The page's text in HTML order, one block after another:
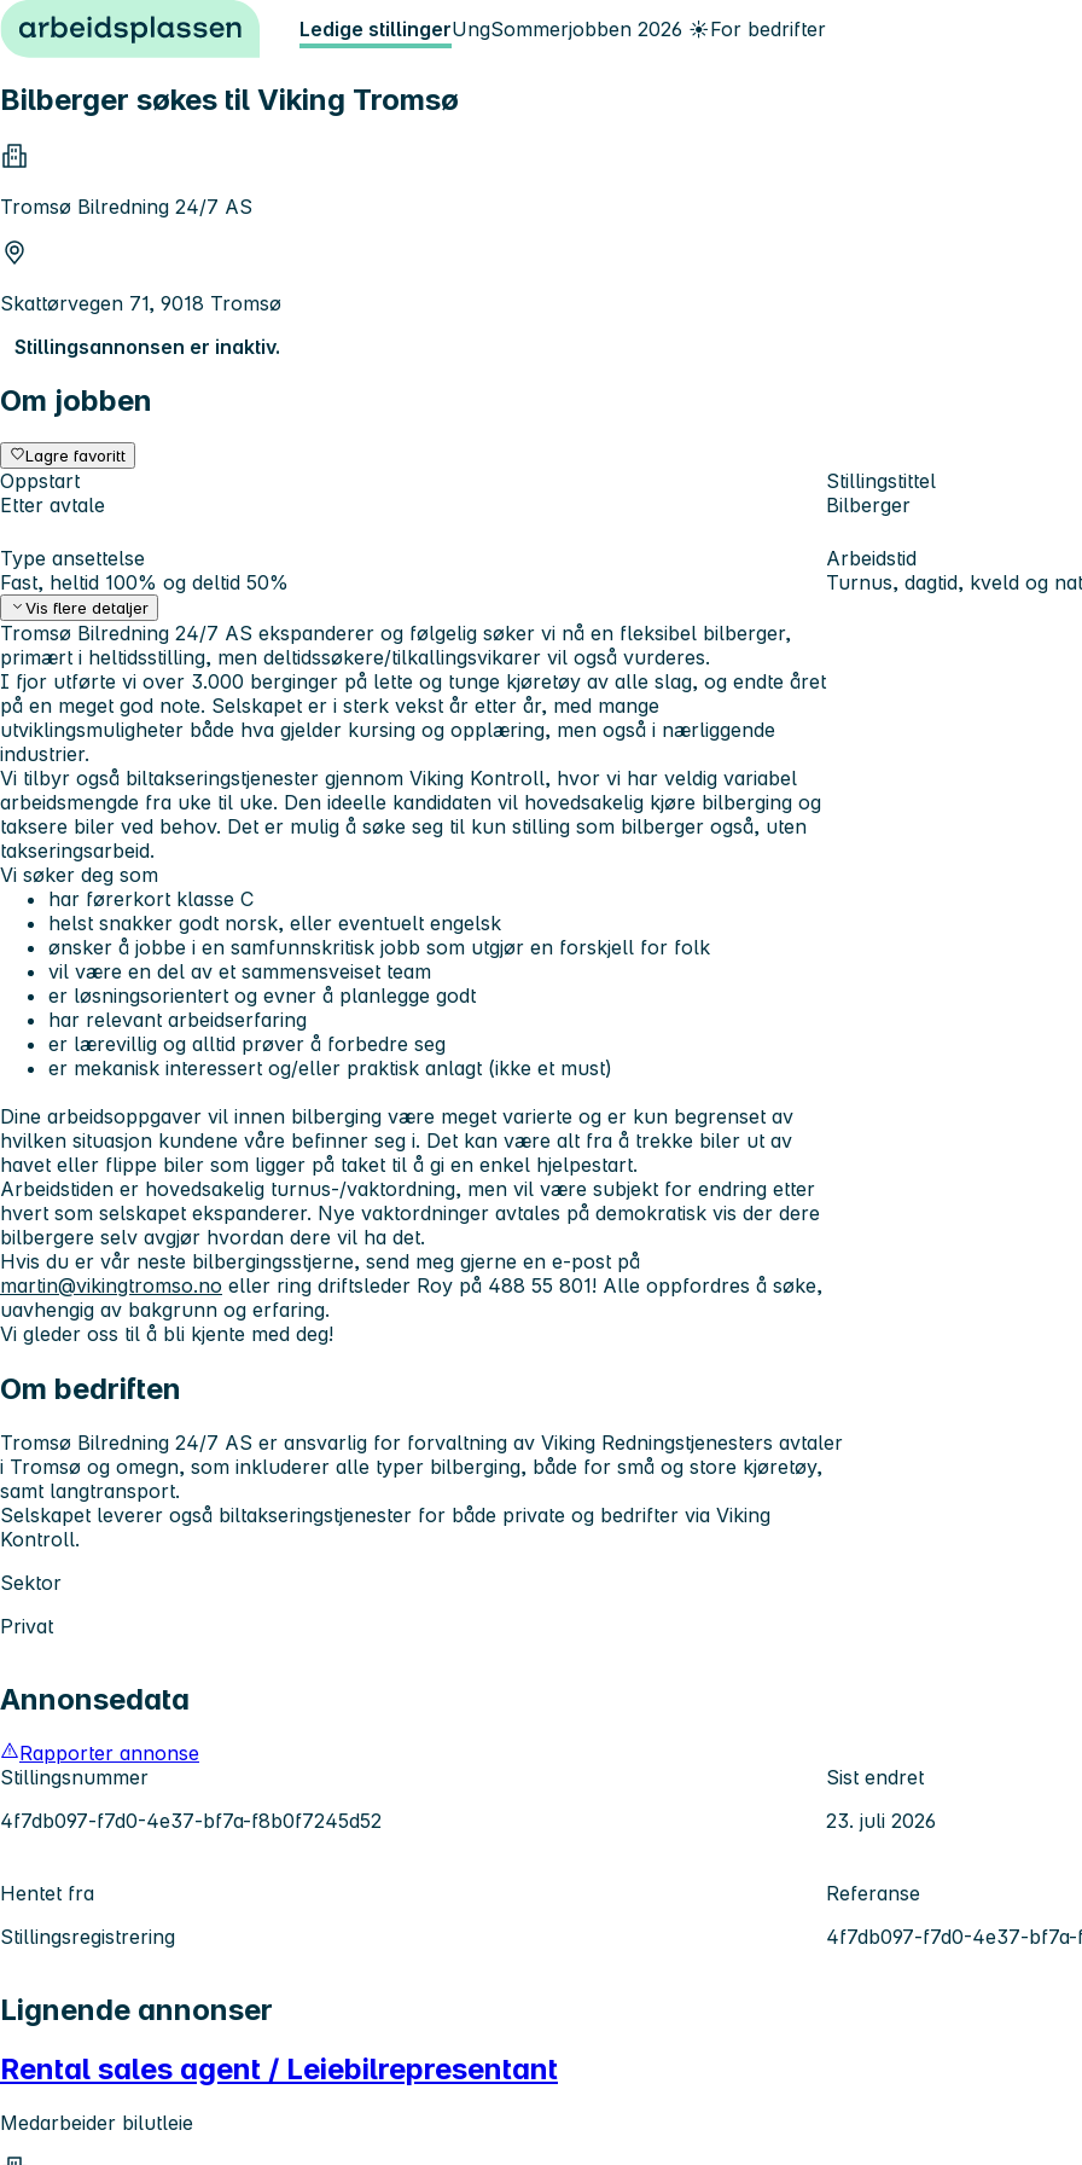
Hopp til innhold Ledige stillingerUngSommerjobben 2026 ☀️For bedrifter
Bilberger søkes til Viking Tromsø
Tromsø Bilredning 24/7 AS
Skattørvegen 71, 9018 Tromsø
Stillingsannonsen er inaktiv.
Om jobben
Lagre favoritt
Oppstart
Etter avtale
Stillingstittel
Bilberger
Type ansettelse
Fast, heltid 100% og deltid 50%
Arbeidstid
Turnus, dagtid, kveld og
Vis flere detaljer
Tromsø Bilredning 24/7 AS ekspanderer og følgelig søker vi nå en fleksibel bilberger,
primært i heltidsstilling, men deltidssøkere/tilkallingsvikarer vil også vurderes.
I fjor utførte vi over 3.000 berginger på lette og tunge kjøretøy av alle slag, og endte året
på en meget god note. Selskapet er i sterk vekst år etter år, med mange
utviklingsmuligheter både hva gjelder kursing og opplæring, men også i nærliggende
industrier.
Vi tilbyr også biltakseringstjenester gjennom Viking Kontroll, hvor vi har veldig variabel
arbeidsmengde fra uke til uke. Den ideelle kandidaten vil hovedsakelig kjøre bilberging og
taksere biler ved behov. Det er mulig å søke seg til kun stilling som bilberger også, uten
takseringsarbeid.
Vi søker deg som
har førerkort klasse C
helst snakker godt norsk, eller eventuelt engelsk
ønsker å jobbe i en samfunnskritisk jobb som utgjør en forskjell for folk
vil være en del av et sammensveiset team
er løsningsorientert og evner å planlegge godt
har relevant arbeidserfaring
er lærevillig og alltid prøver å forbedre seg
er mekanisk interessert og/eller praktisk anlagt (ikke et must)
Dine arbeidsoppgaver vil innen bilberging være meget varierte og er kun begrenset av
hvilken situasjon kundene våre befinner seg i. Det kan være alt fra å trekke biler ut av
havet eller flippe biler som ligger på taket til å gi en enkel hjelpestart.
Arbeidstiden er hovedsakelig turnus-/vaktordning, men vil være subjekt for endring etter
hvert som selskapet ekspanderer. Nye vaktordninger avtales på demokratisk vis der dere
bilbergere selv avgjør hvordan dere vil ha det.
Hvis du er vår neste bilbergingsstjerne, send meg gjerne en e-post på
martin@vikingtromso.no eller ring driftsleder Roy på 488 55 801! Alle oppfordres å søke,
uavhengig av bakgrunn og erfaring.
Vi gleder oss til å bli kjente med deg!
Om bedriften
Tromsø Bilredning 24/7 AS er ansvarlig for forvaltning av Viking Redningstjenesters avtaler
i Tromsø og omegn, som inkluderer alle typer bilberging, både for små og store kjøretøy,
samt langtransport.
Selskapet leverer også biltakseringstjenester for både private og bedrifter via Viking
Kontroll.
Sektor
Privat
Annonsedata
Rapporter annonse
Stillingsnummer
4f7db097-f7d0-4e37-bf7a-f8b0f7245d52
Sist endret
23. juli 2026
Hentet fra
Stillingsregistrering
Referanse
4f7db097-f7d0-4e37-
Lignende annonser
Rental sales agent / Leiebilrepresentant
Medarbeider bilutleie